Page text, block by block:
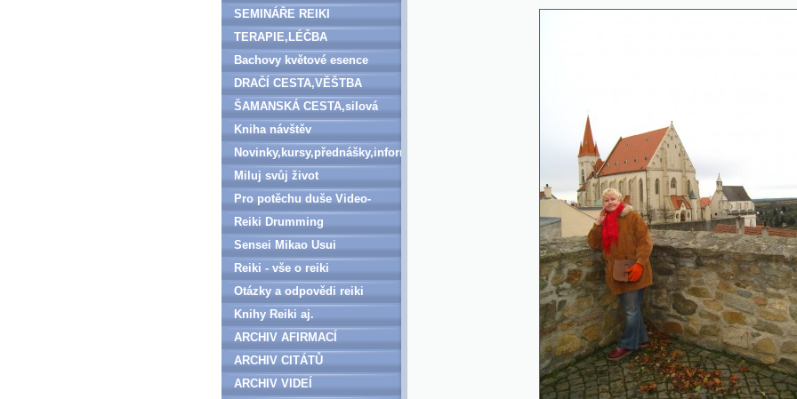
SEMINÁŘE REIKI
TERAPIE,LÉČBA
Bachovy květové esence
DRAČÍ CESTA,VĚŠTBA
ŠAMANSKÁ CESTA,silová
zvířata
Kniha návštěv
Novinky,kursy,přednášky,informace
Miluj svůj život
Pro potěchu duše Video-
denně aktualizováno
Reiki Drumming
Sensei Mikao Usui
Reiki - vše o reiki
Otázky a odpovědi reiki
Knihy Reiki aj.
ARCHIV AFIRMACÍ
ARCHIV CITÁTŮ
ARCHIV VIDEÍ